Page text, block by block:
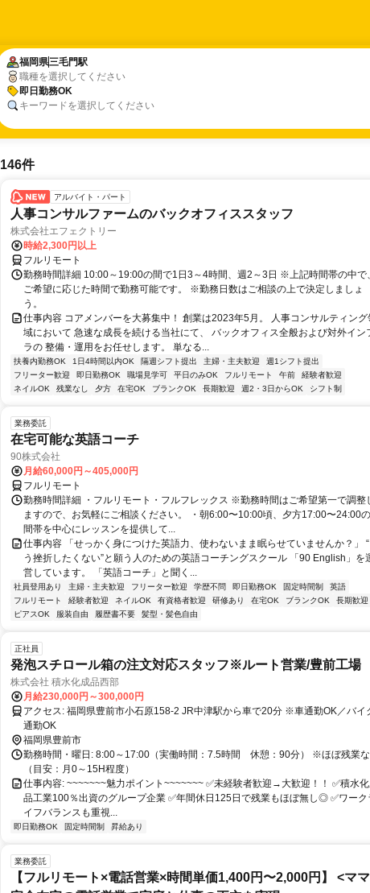
福岡県三毛門駅
職種を選択してください
即日勤務OK
キーワードを選択してください
福岡県三毛門駅
即日勤務OK
146件
アルバイト・パート
人事コンサルファームのバックオフィススタッフ
株式会社エフェクトリー
時給2,300円以上
フルリモート
勤務時間詳細 10:00～19:00の間で1日3～4時間、週2～3日 ※上記時間帯の中で、
ご希望に応じた時間で勤務可能です。 ※勤務日数はご相談の上で決定しましょ
う。
仕事内容 コアメンバーを大募集中！ 創業は2023年5月。 人事コンサルティング
域において 急速な成長を続ける当社にて、 バックオフィス全般および対外イン
ラの 整備・運用をお任せします。 単なる...
扶養内勤務OK 1日4時間以内OK 隔週シフト提出 主婦・主夫歓迎
週1シフト提出
フリーター歓迎
即日勤務OK 職場見学可 平日のみOK フルリモート 午前
経験者歓迎
ネイルOK
残業なし 夕方 在宅OK ブランクOK 長期歓迎 週2・3日からOK シフト制
業務委託
在宅可能な英語コーチ
90株式会社
月給60,000円～405,000円
フルリモート
勤務時間詳細 ・フルリモート・フルフレックス ※勤務時間はご希望第一で調整
ますので、お気軽にご相談ください。 ・朝6:00〜10:00頃、夕方17:00〜24:00
間帯を中心にレッスンを提供して...
仕事内容 「せっかく身につけた英語力、使わないまま眠らせていませんか？」 “
う挫折したくない”と願う人のための英語コーチングスクール 「90 English」を
営しています。 「英語コーチ」と聞く...
社員登用あり 主婦・主夫歓迎 フリーター歓迎 学歴不問 即日勤務OK 固定時間制
英語
フルリモート
経験者歓迎 ネイルOK 有資格者歓迎 研修あり 在宅OK ブランクOK
長期歓迎
ピアスOK
服装自由 履歴書不要 髪型・髪色自由
正社員
発泡スチロール箱の注文対応スタッフ※ルート営業/豊前工場
株式会社 積水化成品西部
月給230,000円～300,000円
アクセス: 福岡県豊前市小石原158-2 JR中津駅から車で20分 ※車通勤OK／バイク
通勤OK
福岡県豊前市
勤務時間・曜日: 8:00～17:00（実働時間：7.5時間 休憩：90分） ※ほぼ残業な
（目安：月0～15H程度）
仕事内容: ~~~~~~~魅力ポイント~~~~~~~ ✅️未経験者歓迎→大歓迎！！ ✅️積水
品工業100％出資のグループ企業 ✅️年間休日125日で残業もほぼ無し◎ ✅ワーク
イフバランスも重視...
即日勤務OK 固定時間制 昇給あり
業務委託
【フルリモート×電話営業×時間単価1,400円〜2,000円】 <マ